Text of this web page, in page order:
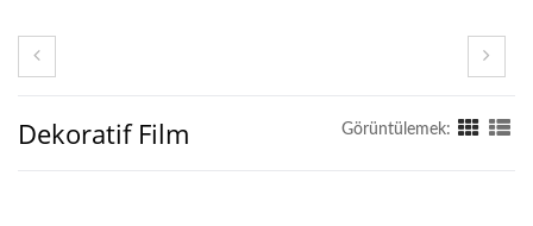
Dekoratif Film Görüntülemek: